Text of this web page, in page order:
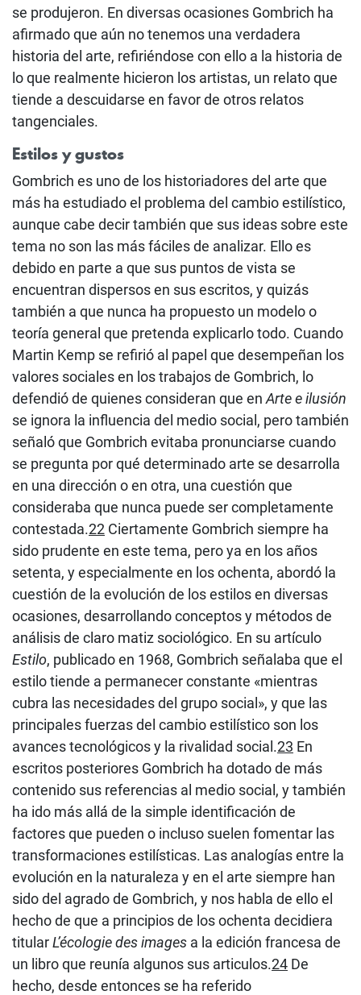
se produjeron. En diversas ocasiones Gombrich ha
afirmado que aún no tenemos una verdadera
historia del arte, refiriéndose con ello a la historia de
lo que realmente hicieron los artistas, un relato que
tiende a descuidarse en favor de otros relatos
tangenciales.
Estilos y gustos
Gombrich es uno de los historiadores del arte que
más ha estudiado el problema del cambio estilístico,
aunque cabe decir también que sus ideas sobre este
tema no son las más fáciles de analizar. Ello es
debido en parte a que sus puntos de vista se
encuentran dispersos en sus escritos, y quizás
también a que nunca ha propuesto un modelo o
teoría general que pretenda explicarlo todo. Cuando
Martin Kemp se refirió al papel que desempeñan los
valores sociales en los trabajos de Gombrich, lo
defendió de quienes consideran que en Arte e ilusión
se ignora la influencia del medio social, pero también
señaló que Gombrich evitaba pronunciarse cuando
se pregunta por qué determinado arte se desarrolla
en una dirección o en otra, una cuestión que
consideraba que nunca puede ser completamente
contestada.22 Ciertamente Gombrich siempre ha
sido prudente en este tema, pero ya en los años
setenta, y especialmente en los ochenta, abordó la
cuestión de la evolución de los estilos en diversas
ocasiones, desarrollando conceptos y métodos de
análisis de claro matiz sociológico. En su artículo
Estilo, publicado en 1968, Gombrich señalaba que el
estilo tiende a permanecer constante «mientras
cubra las necesidades del grupo social», y que las
principales fuerzas del cambio estilístico son los
avances tecnológicos y la rivalidad social.23 En
escritos posteriores Gombrich ha dotado de más
contenido sus referencias al medio social, y también
ha ido más allá de la simple identificación de
factores que pueden o incluso suelen fomentar las
transformaciones estilísticas. Las analogías entre la
evolución en la naturaleza y en el arte siempre han
sido del agrado de Gombrich, y nos habla de ello el
hecho de que a principios de los ochenta decidiera
titularL’écologie des images a la edición francesa de
un libro que reunía algunos sus articulos.24 De
hecho, desde entonces se ha referido